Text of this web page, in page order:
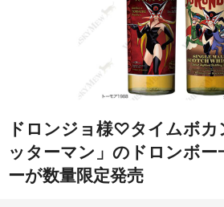
ドロンジョ様♡タイムボカ
ッターマン」のドロンボー
ーが数量限定発売